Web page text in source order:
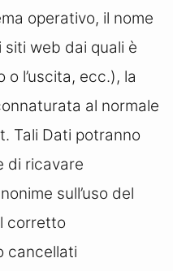
operativo, il nome
siti web dai quali è
l’uscita, ecc.), la
al normale
Tali Dati potranno
di ricavare
sull’uso del
corretto
cancellati